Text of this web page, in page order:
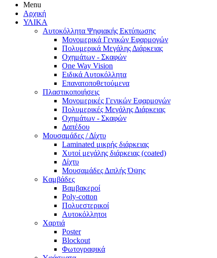
Menu
Αρχική
ΥΛΙΚΑ
Αυτοκόλλητα Ψηφιακής Εκτύπωσης
Μονομερικά Γενικών Εφαρμογών
Πολυμερικά Μεγάλης Διάρκειας
Οχημάτων - Σκαφών
One Way Vision
Ειδικά Αυτοκόλλητα
Επανατοποθετούμενα
Πλαστικοποιήσεις
Μονομερικές Γενικών Εφαρμογών
Πολυμερικές Μεγάλης Διάρκειας
Οχημάτων - Σκαφών
Δαπέδου
Μουσαμάδες / Δίχτυ
Laminated μικρής διάρκειας
Χυτοί μεγάλης διάρκειας (coated)
Δίχτυ
Μουσαμάδες Διπλής Όψης
Kαμβάδες
Βαμβακεροί
Poly-cotton
Πολυεστερικοί
Αυτοκόλλητοι
Χαρτιά
Poster
Blockout
Φωτογραφικά